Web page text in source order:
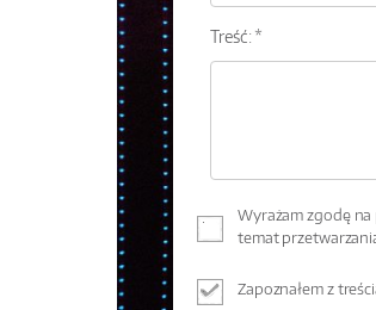
Treść: *
Wyrażam zgodę
temat
Zapoznałem z